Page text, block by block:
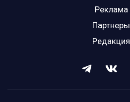
Реклама
Партнеры
Редакция